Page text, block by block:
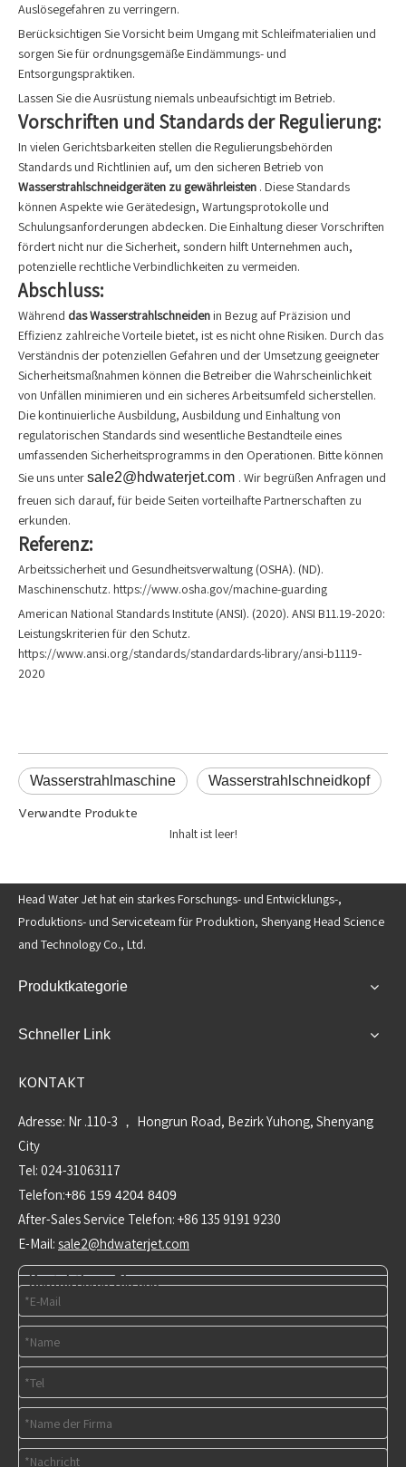
Auslösegefahren zu verringern.
Berücksichtigen Sie Vorsicht beim Umgang mit Schleifmaterialien und
sorgen Sie für ordnungsgemäße Eindämmungs- und
Entsorgungspraktiken.
Lassen Sie die Ausrüstung niemals unbeaufsichtigt im Betrieb.
Vorschriften und Standards der Regulierung:
In vielen Gerichtsbarkeiten stellen die Regulierungsbehörden
Standards und Richtlinien auf, um den sicheren Betrieb von
Wasserstrahlschneidgeräten zu gewährleisten . Diese Standards
können Aspekte wie Gerätedesign, Wartungsprotokolle und
Schulungsanforderungen abdecken. Die Einhaltung dieser Vorschriften
fördert nicht nur die Sicherheit, sondern hilft Unternehmen auch,
potenzielle rechtliche Verbindlichkeiten zu vermeiden.
Abschluss:
Während das Wasserstrahlschneiden in Bezug auf Präzision und
Effizienz zahlreiche Vorteile bietet, ist es nicht ohne Risiken. Durch das
Verständnis der potenziellen Gefahren und der Umsetzung geeigneter
Sicherheitsmaßnahmen können die Betreiber die Wahrscheinlichkeit
von Unfällen minimieren und ein sicheres Arbeitsumfeld sicherstellen.
Die kontinuierliche Ausbildung, Ausbildung und Einhaltung von
regulatorischen Standards sind wesentliche Bestandteile eines
umfassenden Sicherheitsprogramms in den Operationen. Bitte können
Sie uns untersale2@hdwaterjet.com . Wir begrüßen Anfragen und
freuen sich darauf, für beide Seiten vorteilhafte Partnerschaften zu
erkunden.
Referenz:
Arbeitssicherheit und Gesundheitsverwaltung (OSHA). (ND).
Maschinenschutz. https://www.osha.gov/machine-guarding
American National Standards Institute (ANSI). (2020). ANSI B11.19-2020:
Leistungskriterien für den Schutz.
https://www.ansi.org/standards/standardards-library/ansi-b1119-
2020
Wasserstrahlmaschine Wasserstrahlschneidkopf
Verwandte Produkte
Inhalt ist leer!
Head Water Jet hat ein starkes Forschungs- und Entwicklungs-,
Produktions- und Serviceteam für Produktion, Shenyang Head Science
and Technology Co., Ltd.
Produktkategorie
Schneller Link
KONTAKT
Adresse: Nr .110-3 ， Hongrun Road, Bezirk Yuhong, Shenyang
City
Tel: 024-31063117
Telefon:+86 159 4204 8409
After-Sales Service Telefon: +86 135 9191 9230
E-Mail: sale2@hdwaterjet.com
Kontaktieren Sie uns